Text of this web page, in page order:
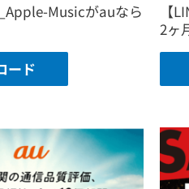
Musicがauなら
ード
【
2ヶ